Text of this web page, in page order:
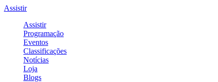
Assistir
Assistir
Programação
Eventos
Classificações
Notícias
Loja
Blogs